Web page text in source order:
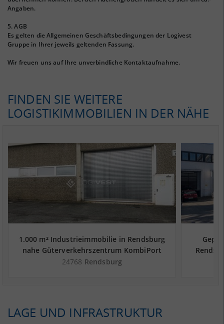
Angaben.
5. AGB
Es gelten die Allgemeinen Geschäftsbedingungen der Logivest
Gruppe in Ihrer jeweils geltenden Fassung.
Wir freuen uns auf Ihre unverbindliche Kontaktaufnahme.
FINDEN SIE WEITERE
LOGISTIKIMMOBILIEN IN DER NÄHE
1.000 m² Industrieimmobilie in Rendsburg
nahe Güterverkehrszentrum KombiPort
Kiel GmbH - Landkreis Rendsburg-
24768 Rendsburg
LAGE UND INFRASTRUKTUR